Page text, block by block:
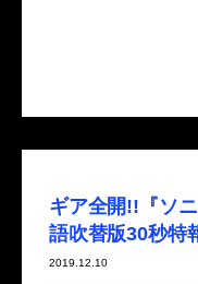
ギア全開!!『ソ
語吹替版30秒特
2019.12.10